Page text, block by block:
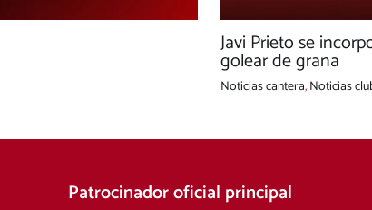
Javi Prieto se
golear de grana
Noticias cantera,Noticias
Patrocinador oficial principal